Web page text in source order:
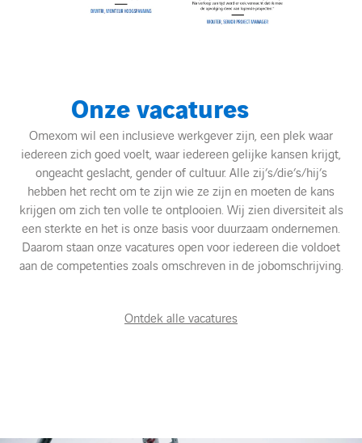
Onze vacatures
Omexom wil een inclusieve werkgever zijn, een plek waar
iedereen zich goed voelt, waar iedereen gelijke kansen krijgt,
ongeacht geslacht, gender of cultuur. Alle zij’s/die’s/hij’s
hebben het recht om te zijn wie ze zijn en moeten de kans
krijgen om zich ten volle te ontplooien. Wij zien diversiteit als
een sterkte en het is onze basis voor duurzaam ondernemen.
Daarom staan onze vacatures open voor iedereen die voldoet
aan de competenties zoals omschreven in de jobomschrijving.
Ontdek alle vacatures